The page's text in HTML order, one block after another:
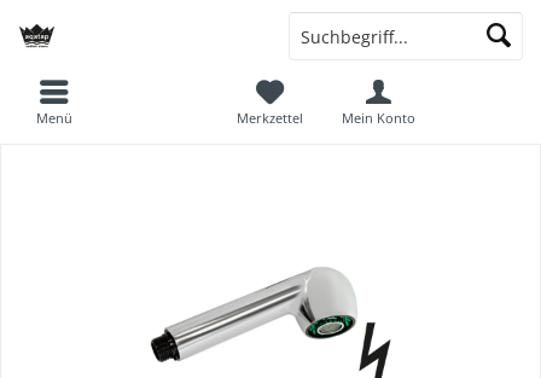
Merkzettel Mein Konto
Menü